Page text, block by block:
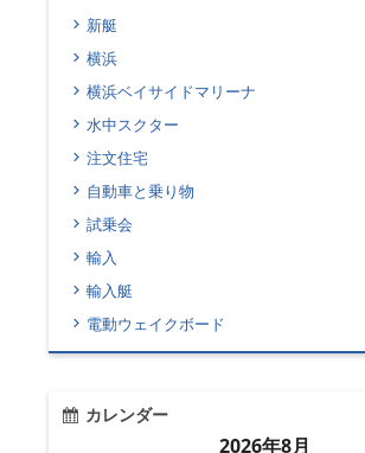
新艇
横浜
横浜ベイサイドマリーナ
水中スクター
注文住宅
自動車と乗り物
試乗会
輸入
輸入艇
電動ウェイクボード
カレンダー
2026年8月